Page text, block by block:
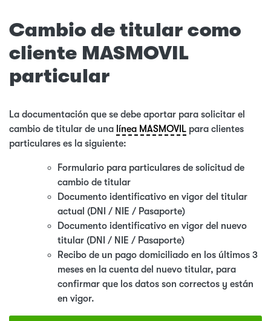
Cambio de titular como
cliente MASMOVIL
particular
La documentación que se debe aportar para solicitar el
cambio de titular de una línea MASMOVIL para clientes
particulares es la siguiente:
Formulario para particulares de solicitud de
cambio de titular
Documento identificativo en vigor del titular
actual (DNI / NIE / Pasaporte)
Documento identificativo en vigor del nuevo
titular (DNI / NIE / Pasaporte)
Recibo de un pago domiciliado en los últimos 3
meses en la cuenta del nuevo titular, para
confirmar que los datos son correctos y están
en vigor.